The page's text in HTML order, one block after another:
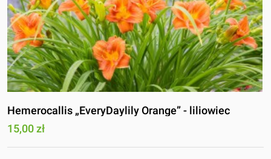
Hemerocallis „EveryDaylily Orange” - liliowiec
15,00 zł